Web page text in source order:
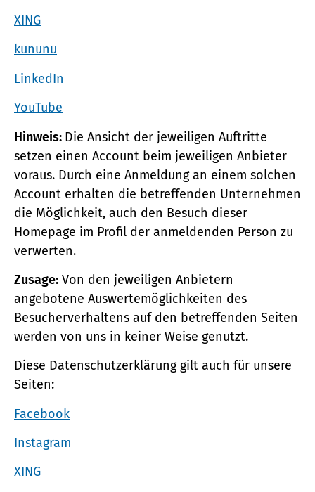
XING
kununu
LinkedIn
YouTube
Hinweis: Die Ansicht der jeweiligen Auftritte
setzen einen Account beim jeweiligen Anbieter
voraus. Durch eine Anmeldung an einem solchen
Account erhalten die betreffenden Unternehmen
die Möglichkeit, auch den Besuch dieser
Homepage im Profil der anmeldenden Person zu
verwerten.
Zusage: Von den jeweiligen Anbietern
angebotene Auswertemöglichkeiten des
Besucherverhaltens auf den betreffenden Seiten
werden von uns in keiner Weise genutzt.
Diese Datenschutzerklärung gilt auch für unsere
Seiten:
Facebook
Instagram
XING